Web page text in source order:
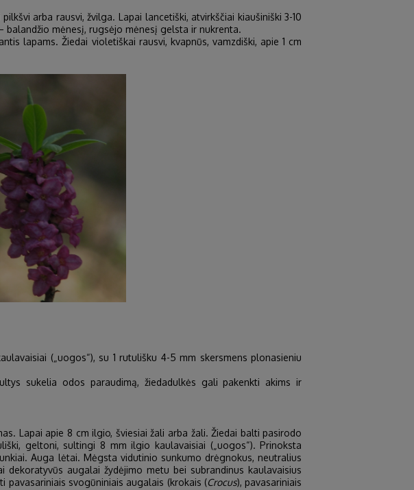
arba rausvi, žvilga. Lapai lancetiški, atvirkščiai kiaušiniški 3-10
balandžio mėnesį, rugsėjo mėnesį gelsta ir nukrenta.
lapams. Žiedai violetiškai rausvi, kvapnūs, vamzdiški, apie 1 cm
(„uogos“), su 1 rutulišku 4-5 mm skersmens plonasieniu
sukelia odos paraudimą, žiedadulkės gali pakenkti akims ir
Lapai apie 8 cm ilgio, šviesiai žali arba žali. Žiedai balti pasirodo
geltoni, sultingi 8 mm ilgio kaulavaisiai („uogos“). Prinoksta
Auga lėtai. Mėgsta vidutinio sunkumo drėgnokus, neutralius
augalai žydėjimo metu bei subrandinus kaulavaisius
pavasariniais svogūniniais augalais (krokais (Crocus), pavasariniais